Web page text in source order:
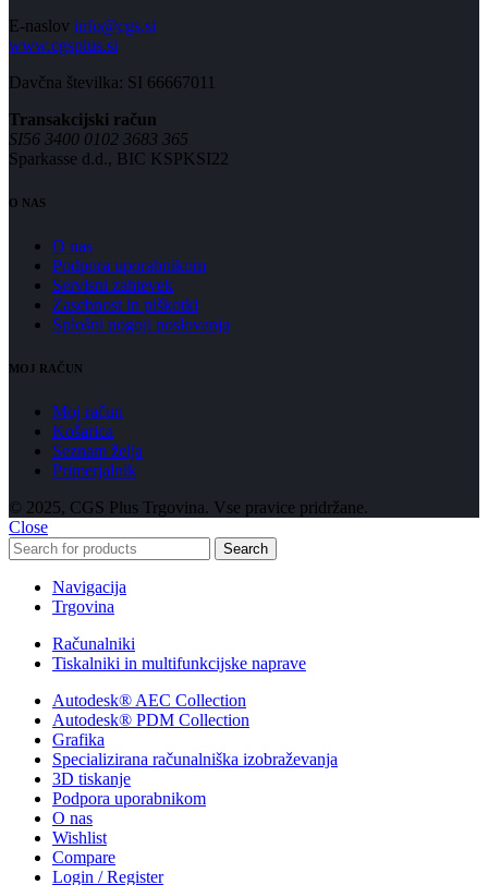
E-naslov info@cgs.si
www.cgsplus.si
Davčna številka: SI 66667011
Transakcijski račun
SI56 3400 0102 3683 365
Sparkasse d.d., BIC KSPKSI22
O NAS
O nas
Podpora uporabnikom
Servisni zahtevek
Zasebnost in piškotki
Splošni pogoji poslovanja
MOJ RAČUN
Moj račun
Košarica
Seznam želja
Primerjalnik
© 2025, CGS Plus Trgovina. Vse pravice pridržane.
Close
Search
Navigacija
Trgovina
Računalniki
Tiskalniki in multifunkcijske naprave
Autodesk® AEC Collection
Autodesk® PDM Collection
Grafika
Specializirana računalniška izobraževanja
3D tiskanje
Podpora uporabnikom
O nas
Wishlist
Compare
Login / Register